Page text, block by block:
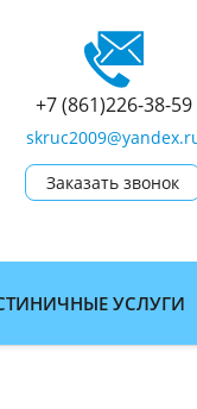
+7 (861)226-38-59
Заказать звонок
УСЛУГИ